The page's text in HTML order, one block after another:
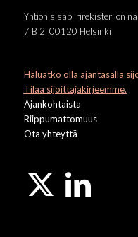
Yhtiön sisäpiirirekisteri on
7 B 2, 00120 Helsinki
Haluatko olla ajantasalla
Tilaa sijoittajakirjeemme.
Ajankohtaista
Riippumattomuus
Ota yhteyttä